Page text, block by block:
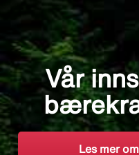
Vår
Les mer